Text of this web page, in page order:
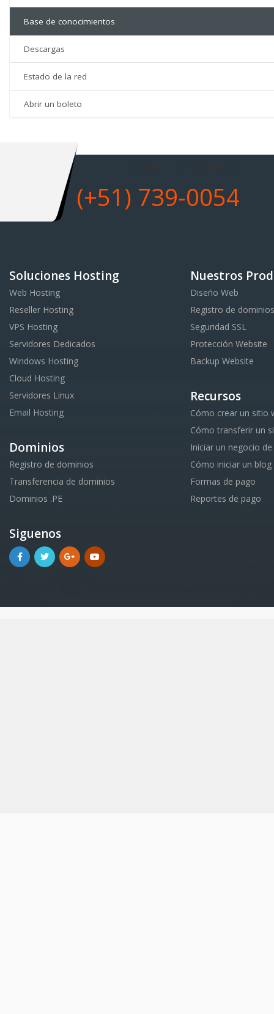
Base de conocimientos
Descargas
Estado de la red
Abrir un boleto
(+51) 739-0054
Soluciones Hosting
Web Hosting
Reseller Hosting
VPS Hosting
Servidores Dedicados
Windows Hosting
Cloud Hosting
Servidores Linux
Email Hosting
Dominios
Registro de dominios
Transferencia de dominios
Dominios .PE
Siguenos
Nuestros
Diseño Web
Registro de
Seguridad SSL
Protección Website
Backup Website
Recursos
Cómo crear un sitio
Cómo transferir un
Iniciar un negocio
Cómo iniciar un blog
Formas de pago
Reportes de pago